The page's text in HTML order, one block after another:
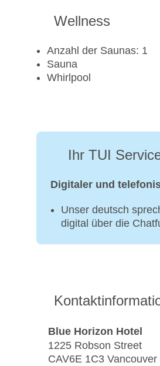
Wellness
Anzahl der Saunas: 1
Sauna
Whirlpool
Ihr TUI
Digitaler und
Unser deutsch
digital über die
Blue Horizon Hotel
1225 Robson Street
CAV6E 1C3 Vancouver